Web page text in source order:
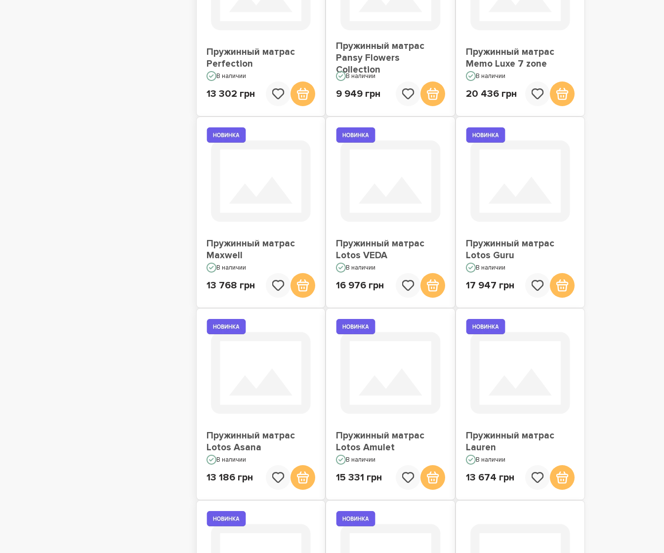
Пружинный матрас
Perfection
В наличии
13 302 грн
Пружинный матрас
Pansy Flowers
Collection
В наличии
9 949 грн
Пружинный матрас
Memo Luxe 7 zone
В наличии
20 436 грн
Пружинный матрас
Maxwell
В наличии
13 768 грн
Пружинный матрас
Lotos VEDA
В наличии
16 976 грн
Пружинный матрас
Lotos Guru
В наличии
17 947 грн
Пружинный матрас
Lotos Asana
В наличии
13 186 грн
Пружинный матрас
Lotos Amulet
В наличии
15 331 грн
Пружинный матрас
Lauren
В наличии
13 674 грн